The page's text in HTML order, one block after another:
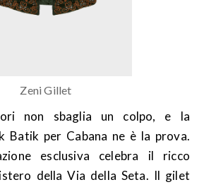
Zeni Gillet
non sbaglia un colpo, e la
Batik per Cabana ne è la prova.
esclusiva celebra il ricco
della Via della Seta. Il gilet